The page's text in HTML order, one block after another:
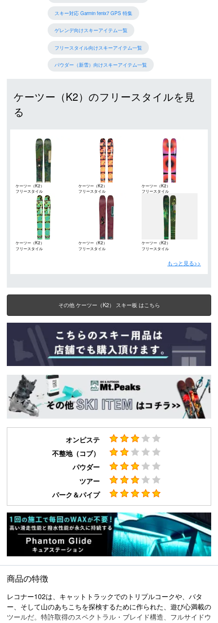
スキー対応 Garmin fenix7 GPS 特集
ゲレンデ向けスキーアイテム一覧
フリースタイル向けスキーアイテム一覧
パウダー（新雪）向けスキーアイテム一覧
ケーツー（K2）のフリースタイルを見
る
ケーツー（K2）
フリースタイル
ケーツー（K2）
フリースタイル
ケーツー（K2）
フリースタイル
ケーツー（K2）
フリースタイル
ケーツー（K2）
フリースタイル
ケーツー（K2）
フリースタイル
もっと見る>>
その他 ケーツー（K2） スキー板 はこちら
オンピステ
不整地（コブ）
パウダー
ツアー
パーク＆パイプ
商品の特徴
レコナー102は、キャットトラックでのトリプルコークや、バタ
ー、そして山のあちこちを探検するために作られた、遊び心満載の
ツールだ。特許取得のスペクトラル・ブレイド構造、フルサイドウ